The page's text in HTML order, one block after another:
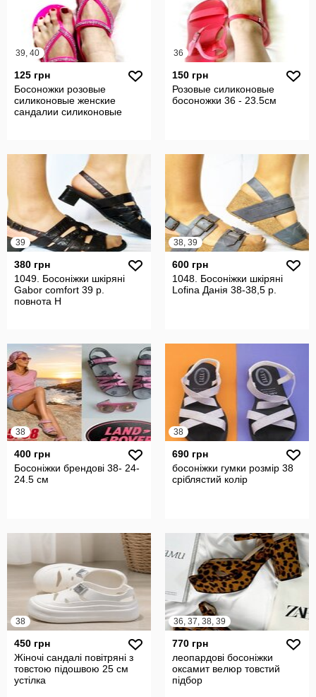
39, 40
125 грн
Босоножки розовые
силиконовые женские
сандалии силиконовые
36
150 грн
Розовые силиконовые
босоножки 36 - 23.5см
39
380 грн
1049. Босоніжки шкіряні
Gabor comfort 39 р.
повнота Н
38, 39
600 грн
1048. Босоніжки шкіряні
Lofina Данія 38-38,5 р.
38
400 грн
Босоніжки брендові 38- 24-
24.5 см
38
690 грн
босоніжки гумки розмір 38
сріблястий колір
38
450 грн
Жіночі сандалі повітряні з
товстою підошвою 25 см
устілка
36, 37, 38, 39
770 грн
леопардові босоніжки
оксамит велюр товстий
підбор